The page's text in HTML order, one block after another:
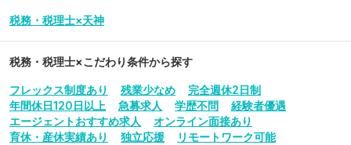
税務・税理士×天神
税務・税理士×こだわり条件から探す
フレックス制度あり 残業少なめ
完全週休2日制
年間休日120日以上
急募求人 学歴不問
経験者優遇
エージェントおすすめ求人
オンライン面接あり
育休・産休実績あり
独立応援
リモートワーク可能